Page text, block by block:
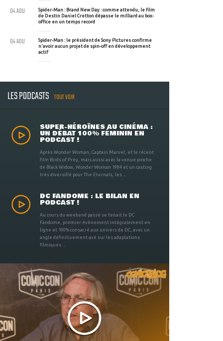
Spider-Man : Brand New Day : comme attendu, le film
de Destin Daniel Cretton dépasse le milliard au box-
office en un temps record
04 AOU
Spider-Man : le président de Sony Pictures confirme
n'avoir aucun projet de spin-off en développement
actif
04 AOU
LES PODCASTS TOUT VOIR
SUPER-HÉROÏNES AU CINÉMA :
UN DÉBAT 100% FÉMININ EN
PODCAST !
Après Wonder Woman, Captain Marvel, et le récent
film Birds of Prey, mais aussi avec la venue proche
de Black Widow, Wonder Woman 1984 et un casting
très diversifié pour The Eternals, les ...
DC FANDOME : LE BILAN EN
PODCAST !
Au cours du weekend passé se tenait le DC
Fandome, premier évènement intégralement en
ligne et 100% consacré aux univers de DC, avec un
angle définitivement axé sur les adaptations
filmiques ...